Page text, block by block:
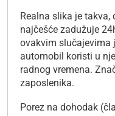
Realna slika je
najčešće zadužuje
ovakvim slučajevima
automobil koristi u
radnog vremena.
zaposlenika.
Porez na dohodak